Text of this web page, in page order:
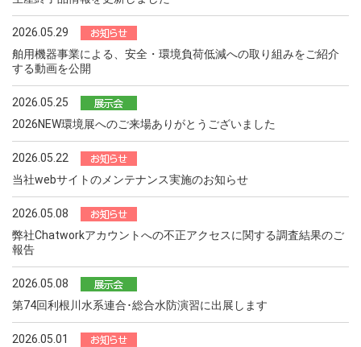
2026.05.29
舶用機器事業による、安全・環境負荷低減への取り組みをご紹介
する動画を公開
2026.05.25
2026NEW環境展へのご来場ありがとうございました
2026.05.22
当社webサイトのメンテナンス実施のお知らせ
2026.05.08
弊社Chatworkアカウントへの不正アクセスに関する調査結果のご
報告
2026.05.08
第74回利根川水系連合･総合水防演習に出展します
2026.05.01